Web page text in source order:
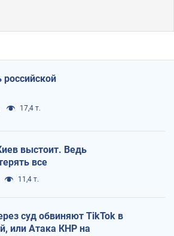
российской
17,4 т.
выстоит. Ведь
все
11,4 т.
суд обвиняют TikTok в
или Атака КНР на